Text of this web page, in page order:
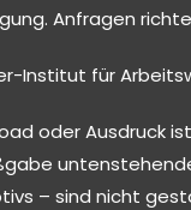
Anfragen
Institut für
oder Ausdruck
– sind nicht